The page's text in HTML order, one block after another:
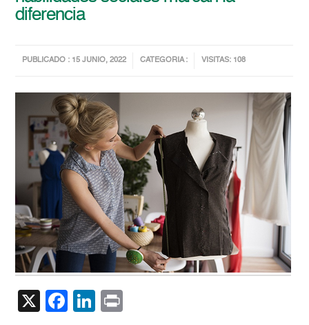
diferencia
PUBLICADO : 15 JUNIO, 2022 CATEGORIA : VISITAS: 108
X Facebook
LinkedIn